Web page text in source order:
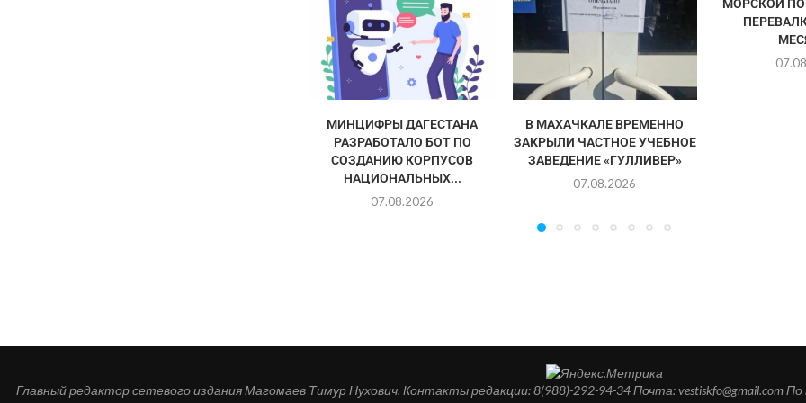
МИНЦИФРЫ ДАГЕСТАНА
РАЗРАБОТАЛО БОТ ПО
СОЗДАНИЮ КОРПУСОВ
НАЦИОНАЛЬНЫХ...
07.08.2026
В МАХАЧКАЛЕ ВРЕМЕННО
ЗАКРЫЛИ ЧАСТНОЕ УЧЕБНОЕ
ЗАВЕДЕНИЕ «ГУЛЛИВЕР»
07.08.2026
МОРСКОЙ
Главный редактор сетевого издания Магомаев Тимур Нухович. Контакты редакции: 8(988)-292-94-34 Почта: vestiskfo@gmail.com По